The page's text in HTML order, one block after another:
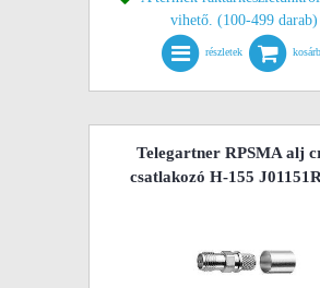
vihető. (100-499 darab)
részletek
Telegartner RPSMA alj
csatlakozó H-155